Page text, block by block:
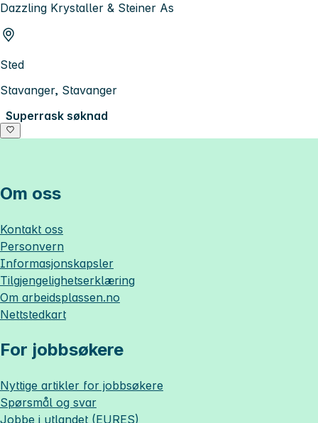
Dazzling Krystaller & Steiner As
Sted
Stavanger, Stavanger
Superrask søknad
Om oss
Kontakt oss
Personvern
Informasjonskapsler
Tilgjengelighetserklæring
Om arbeidsplassen.no
Nettstedkart
For jobbsøkere
Nyttige artikler for jobbsøkere
Spørsmål og svar
Jobbe i utlandet (EURES)